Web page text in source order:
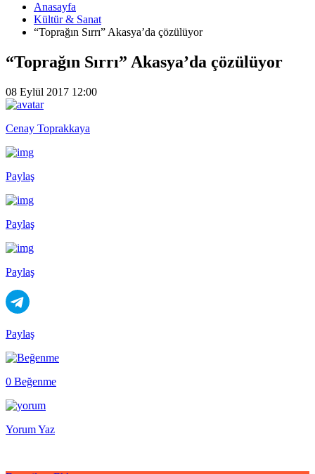
Anasayfa
Kültür & Sanat
“Toprağın Sırrı” Akasya’da çözülüyor
“Toprağın Sırrı” Akasya’da çözülüyor
08 Eylül 2017 12:00
Cenay Toprakkaya
Paylaş
Paylaş
Paylaş
Paylaş
0 Beğenme
Yorum Yaz